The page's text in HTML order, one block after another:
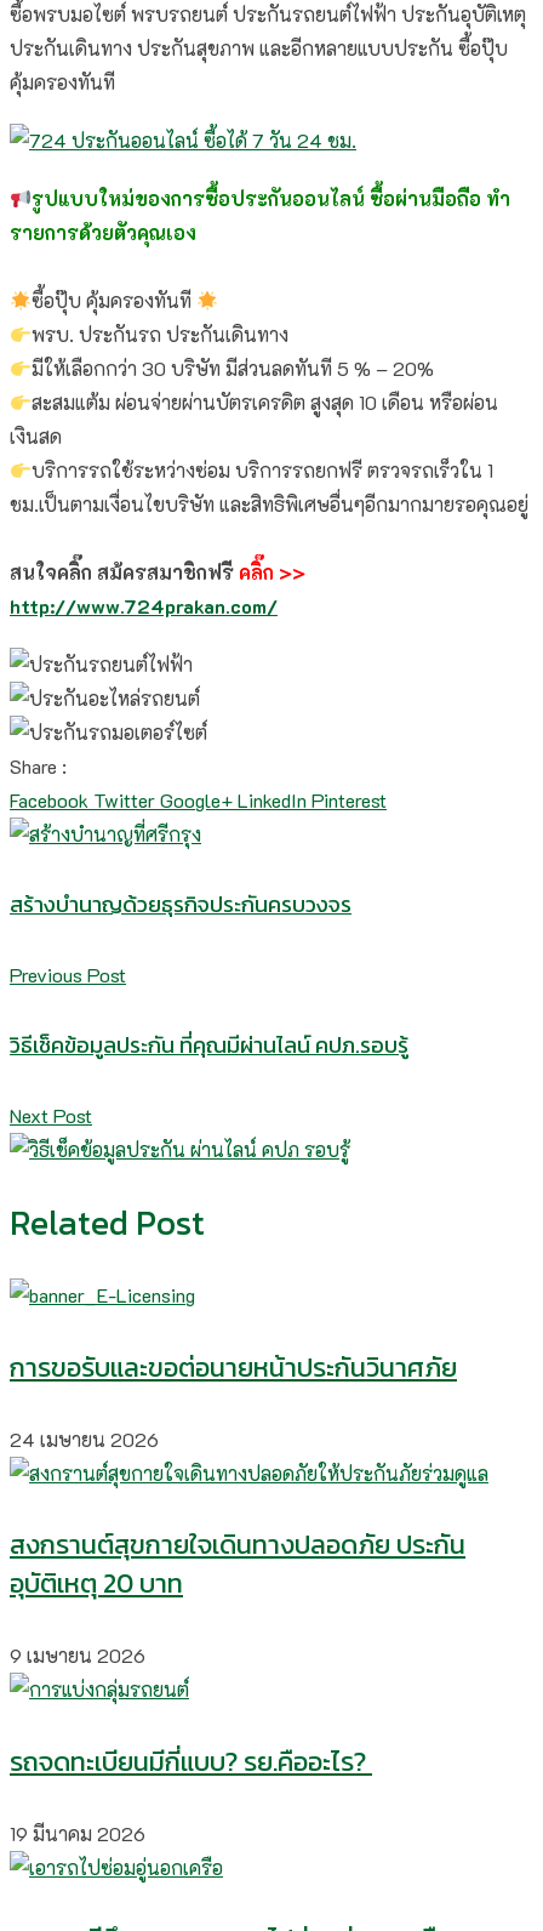
ซื้อพรบมอไซต์ พรบรถยนต์ ประกันรถยนต์ไฟฟ้า ประกันอุบัติเหตุ
ประกันเดินทาง ประกันสุขภาพ และอีกหลายแบบประกัน ซื้อปุ๊บ
คุ้มครองทันที
รูปแบบใหม่ของการซื้อประกันออนไลน์ ซื้อผ่านมือถือ ทำ
รายการด้วยตัวคุณเอง
ซื้อปุ๊บ คุ้มครองทันที
พรบ. ประกันรถ ประกันเดินทาง
มีให้เลือกกว่า 30 บริษัท มีส่วนลดทันที 5 % – 20%
สะสมแต้ม ผ่อนจ่ายผ่านบัตรเครดิต สูงสุด 10 เดือน หรือผ่อน
เงินสด
บริการรถใช้ระหว่างซ่อม บริการรถยกฟรี ตรวจรถเร็วใน 1
ชม.เป็นตามเงื่อนไขบริษัท และสิทธิพิเศษอื่นๆอีกมากมายรอคุณอยู่
สนใจคลิ๊ก สม้ครสมาชิกฟรี คลิ๊ก >>
http://www.724prakan.com/
Share :
Facebook TwitterGoogle+LinkedIn Pinterest
สร้างบำนาญด้วยธุรกิจประกันครบวงจร
Previous Post
วิธีเช็คข้อมูลประกัน ที่คุณมีผ่านไลน์ คปภ.รอบรู้
Next Post
Related Post
การขอรับและขอต่อนายหน้าประกันวินาศภัย
24 เมษายน 2026
สงกรานต์สุขกายใจเดินทางปลอดภัย ประกัน
อุบัติเหตุ 20 บาท
9 เมษายน 2026
รถจดทะเบียนมีกี่แบบ? รย.คืออะไร?
19 มีนาคม 2026